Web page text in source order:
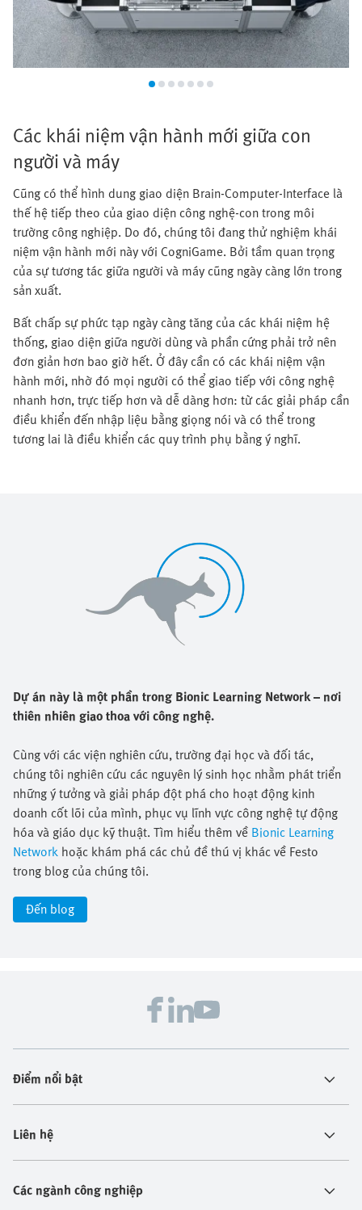
Các khái niệm vận hành mới giữa con
người và máy
Cũng có thể hình dung giao diện Brain-Computer-Interface là
thế hệ tiếp theo của giao diện công nghệ-con trong môi
trường công nghiệp. Do đó, chúng tôi đang thử nghiệm khái
niệm vận hành mới này với CogniGame. Bởi tầm quan trọng
của sự tương tác giữa người và máy cũng ngày càng lớn trong
sản xuất.
Bất chấp sự phức tạp ngày càng tăng của các khái niệm hệ
thống, giao diện giữa người dùng và phần cứng phải trở nên
đơn giản hơn bao giờ hết. Ở đây cần có các khái niệm vận
hành mới, nhờ đó mọi người có thể giao tiếp với công nghệ
nhanh hơn, trực tiếp hơn và dễ dàng hơn: từ các giải pháp cần
điều khiển đến nhập liệu bằng giọng nói và có thể trong
tương lai là điều khiển các quy trình phụ bằng ý nghĩ.
Dự án này là một phần trong Bionic Learning Network – nơi
thiên nhiên giao thoa với công nghệ.
Cùng với các viện nghiên cứu, trường đại học và đối tác,
chúng tôi nghiên cứu các nguyên lý sinh học nhằm phát triển
những ý tưởng và giải pháp đột phá cho hoạt động kinh
doanh cốt lõi của mình, phục vụ lĩnh vực công nghệ tự động
hóa và giáo dục kỹ thuật. Tìm hiểu thêm về Bionic Learning
Network hoặc khám phá các chủ đề thú vị khác về Festo
trong blog của chúng tôi.
Đến blog
Điểm nổi bật
Liên hệ
Các ngành công nghiệp